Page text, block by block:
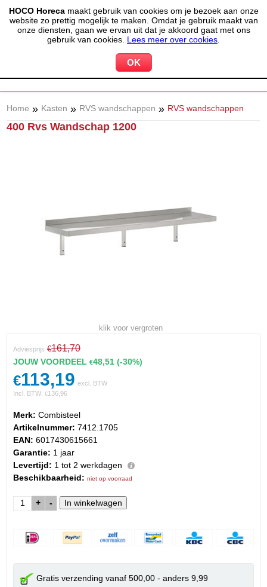
HOCO Horecamaakt gebruik van cookies om je bezoek aan onze
website zo prettig mogelijk te maken. Omdat je gebruik maakt van
onze diensten, gaan we ervan uit dat je akkoord gaat met ons
gebruik van cookies. Lees meer over cookies
(020) 497 6325 info@hocohoreca.nl
MIJN ACCOUNT 0 WINKELWAGEN
Home » Kasten » RVS wandschappen » RVS wandschappen
400 Rvs Wandschap 1200
klik voor vergroten
Adviesprijs €161,70
JOUW VOORDEEL€48,51 (-30%)
€113,19 excl. BTW
Incl. BTW:€136,96
Merk: Combisteel
Artikelnummer: 7412.1705
EAN: 6017430615661
Garantie: 1 jaar
Levertijd: 1 tot 2 werkdagen
Beschikbaarheid: niet op voorraad
+ -
Gratis verzending vanaf 500,00 - anders 9,99